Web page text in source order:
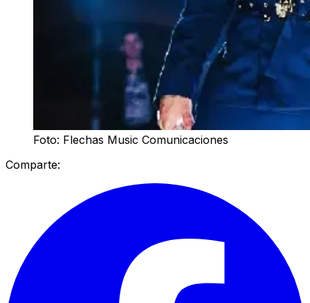
Foto: Flechas Music Comunicaciones
Comparte: